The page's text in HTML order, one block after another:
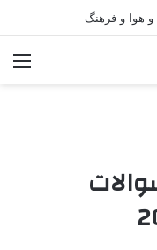
شرکت در قطر